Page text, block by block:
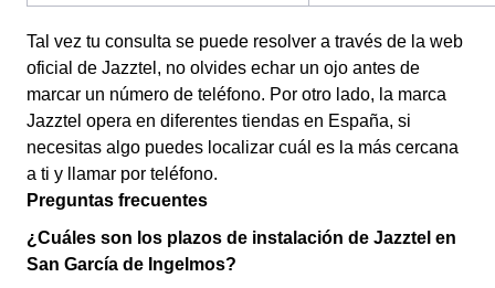
Tal vez tu consulta se puede resolver a través de la web
oficial de Jazztel, no olvides echar un ojo antes de
marcar un número de teléfono. Por otro lado, la marca
Jazztel opera en diferentes tiendas en España, si
necesitas algo puedes localizar cuál es la más cercana
a ti y llamar por teléfono.
Preguntas frecuentes
¿Cuáles son los plazos de instalación de Jazztel en
San García de Ingelmos?